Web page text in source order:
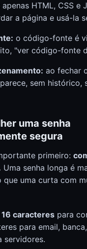
apenas HTML, CSS e
a página e usá-la
o código-fonte é
"ver código-fonte
ao fechar
sem histórico,
uma senha
segura
primeiro:
Uma senha longa é
que uma curta com
caracteres para
para email,
servidores.